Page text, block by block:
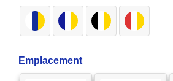
Emplacement